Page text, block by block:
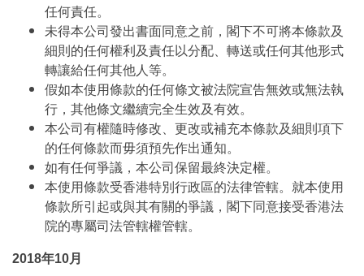
任何責任。
未得本公司發出書面同意之前，閣下不可將本條款及
細則的任何權利及責任以分配、轉送或任何其他形式
轉讓給任何其他人等。
假如本使用條款的任何條文被法院宣告無效或無法執
行，其他條文繼續完全生效及有效。
本公司有權隨時修改、更改或補充本條款及細則項下
的任何條款而毋須預先作出通知。
如有任何爭議，本公司保留最終決定權。
本使用條款受香港特別行政區的法律管轄。就本使用
條款所引起或與其有關的爭議，閣下同意接受香港法
院的專屬司法管轄權管轄。
2018年10月